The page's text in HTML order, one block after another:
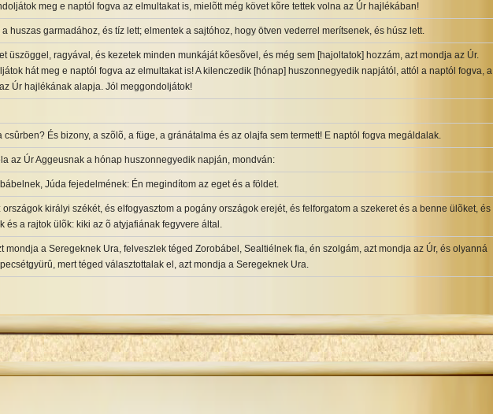
meg e naptól fogva az elmultakat is, mielõtt még követ kõre tettek volna az Úr hajlékában!
huszas garmadához, és tíz lett; elmentek a sajtóhoz, hogy ötven vederrel merítsenek, és húsz lett.
üszöggel, ragyával, és kezetek minden munkáját kõesõvel, és még sem [hajoltatok] hozzám, azt mondja az Úr.
hát meg e naptól fogva az elmultakat is! A kilenczedik [hónap] huszonnegyedik napjától, attól a naptól fogva, a
Úr hajlékának alapja. Jól meggondoljátok!
csûrben? És bizony, a szõlõ, a füge, a gránátalma és az olajfa sem termett! E naptól fogva megáldalak.
az Úr Aggeusnak a hónap huszonnegyedik napján, mondván:
Júda fejedelmének: Én megindítom az eget és a földet.
országok királyi székét, és elfogyasztom a pogány országok erejét, és felforgatom a szekeret és a benne ülõket, és
és a rajtok ülõk: kiki az õ atyjafiának fegyvere által.
mondja a Seregeknek Ura, felveszlek téged Zorobábel, Sealtiélnek fia, én szolgám, azt mondja az Úr, és olyanná
mert téged választottalak el, azt mondja a Seregeknek Ura.